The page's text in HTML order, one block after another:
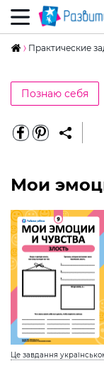
Практические
Познаю себя
Мои
Це завдання